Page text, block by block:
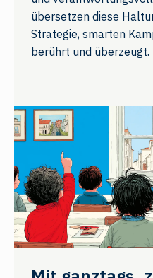
übersetzen diese
Strategie, smarten
berührt und überzeugt.